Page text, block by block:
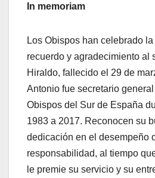
In memoriam
Los Obispos han celebrado
recuerdo y agradecimiento al
Hiraldo, fallecido el 29 de
Antonio fue secretario
Obispos del Sur de España
1983 a 2017. Reconocen su
dedicación en el desempeño
responsabilidad, al tiempo
le premie su servicio y su